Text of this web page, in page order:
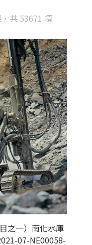
共 53671 項
latest
之一）南化水庫
07-NE00058-